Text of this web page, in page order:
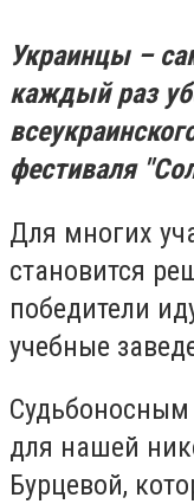
Украинцы –
каждый раз
фестиваля
Для многих
становится
победители
учебные
Судьбоносным
для нашей
Бурцевой,